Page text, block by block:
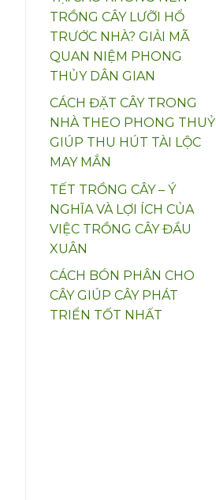
TRỒNG CÂY LƯỠI HỔ
TRƯỚC NHÀ? GIẢI MÃ
QUAN NIỆM PHONG
THỦY DÂN GIAN
CÁCH ĐẶT CÂY TRONG
NHÀ THEO PHONG THUỶ
GIÚP THU HÚT TÀI LỘC
MAY MẮN
TẾT TRỒNG CÂY – Ý
NGHĨA VÀ LỢI ÍCH CỦA
VIỆC TRỒNG CÂY ĐẦU
XUÂN
CÁCH BÓN PHÂN CHO
CÂY GIÚP CÂY PHÁT
TRIỂN TỐT NHẤT